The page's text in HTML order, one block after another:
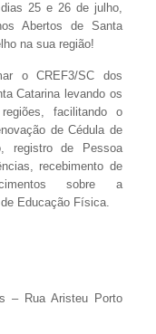
25 e 26 de julho,
Abertos de Santa
na sua região!
o CREF3/SC dos
Catarina levando os
facilitando o
de Cédula de
registro de Pessoa
recebimento de
sobre a
Educação Física.
– Rua Aristeu Porto